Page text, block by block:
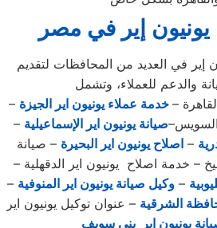
إير في مصر
إير في العديد من المحافظات لتقديم
– خدمة عملاء يونيون اير الجيزة –
صيانة يونيون اير الإسماعيلية –
–اصلاح يونيون اير البحيرة – صيانة
– خدمة اصلاح يونيون اير الدقهلية –
– وكيل صيانة يونيون اير المنوفية –
الشرقية – عنوان توكيل يونيون اير
يونيون اير بني سويف